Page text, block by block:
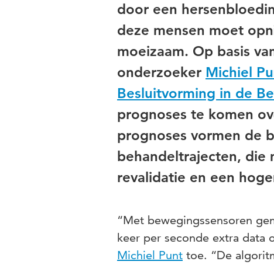
door een
deze mensen moet
moeizaam. Op basis
onderzoeker Michiel
Besluitvorming in de
prognoses te komen
prognoses vormen de
behandeltrajecten, die
revalidatie en een
“Met bewegingssensoren
keer per seconde extra data
Michiel Punt toe. “De